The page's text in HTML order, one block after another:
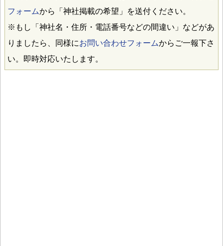
フォームから「神社掲載の希望」を送付ください。
※もし「神社名・住所・電話番号などの間違い」などがあ
りましたら、同様にお問い合わせフォームからご一報下さ
い。即時対応いたします。